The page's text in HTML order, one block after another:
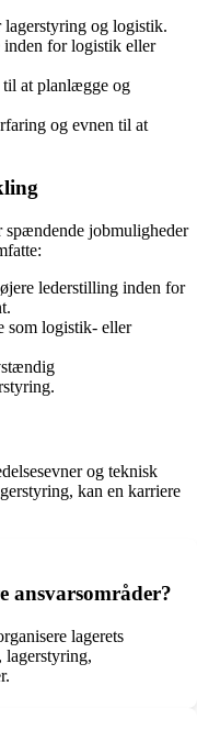
og logistik.
inden for logistik eller
til at planlægge og
og evnen til at
spændende jobmuligheder
lederstilling inden for
som logistik- eller
og teknisk
kan en karriere
ansvarsområder?
lagerets
lagerstyring,